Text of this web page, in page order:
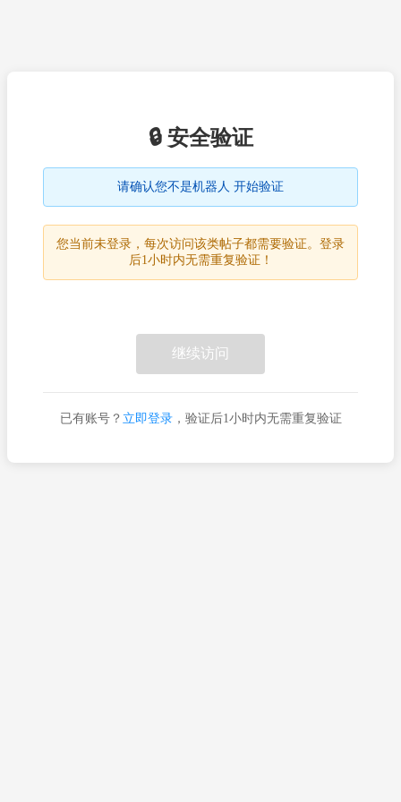
🔒 安全验证
请确认您不是机器人 开始验证
您当前未登录，每次访问该类帖子都需要验证。登录
后1小时内无需重复验证！
继续访问
已有账号？ 立即登录，验证后1小时内无需重复验证